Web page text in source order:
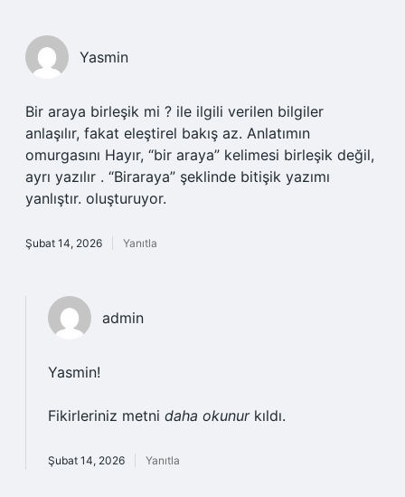
Yasmin
Bir araya birleşik mi ? ile ilgili verilen bilgiler
anlaşılır, fakat eleştirel bakış az. Anlatımın
omurgasını Hayır, “bir araya” kelimesi birleşik değil,
ayrı yazılır . “Biraraya” şeklinde bitişik yazımı
yanlıştır. oluşturuyor.
Şubat 14, 2026 Yanıtla
admin
Yasmin!
Fikirleriniz metni daha okunurkıldı.
Şubat 14, 2026 Yanıtla